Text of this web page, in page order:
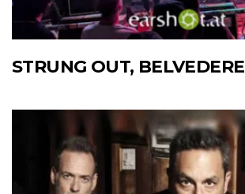
STRUNG OUT, BELVEDERE